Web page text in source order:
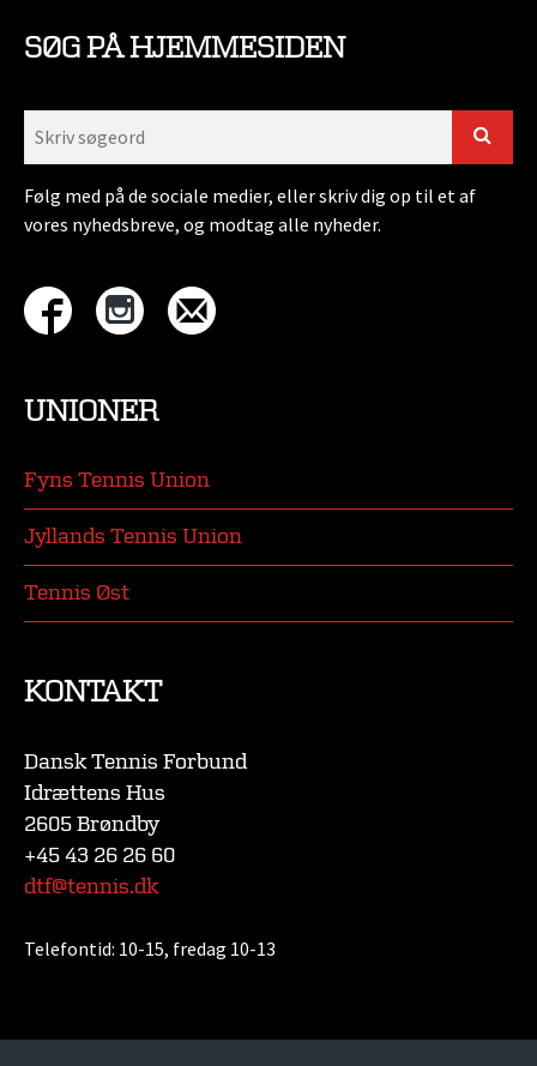
SØG PÅ HJEMMESIDEN
Følg med på de sociale medier, eller skriv dig op til et af
vores nyhedsbreve, og modtag alle nyheder.
UNIONER
Fyns Tennis Union
Jyllands Tennis Union
Tennis Øst
KONTAKT
Dansk Tennis Forbund
Idrættens Hus
2605 Brøndby
+45 43 26 26 60
dtf@tennis.dk
Telefontid: 10-15, fredag 10-13